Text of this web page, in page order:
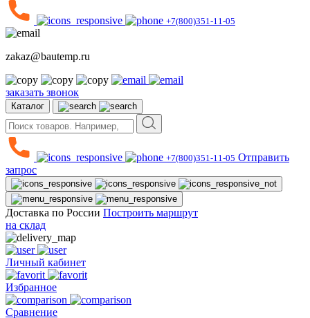
+7(800)351-11-05
zakaz@bautemp.ru
заказать звонок
Каталог
+7(800)351-11-05 Отправить
запрос
Доставка по России Построить маршрут
на склад
Личный кабинет
Избранное
Сравнение